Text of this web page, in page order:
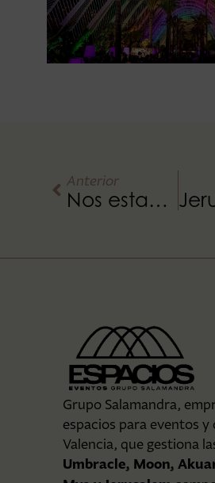
Anterior
Nos estamos preparando!!!
Grupo Salamandra,
espacios para eventos y
Valencia, que gestiona
Umbracle, Moon,